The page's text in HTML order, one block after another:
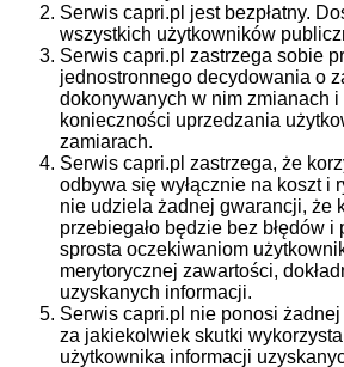
Serwis capri.pl jest bezpłatny.
wszystkich użytkowników
Serwis capri.pl zastrzega sobie
jednostronnego decydowania o
dokonywanych w nim zmianach
konieczności uprzedzania
zamiarach.
Serwis capri.pl zastrzega, że
odbywa się wyłącznie na koszt i
nie udziela żadnej gwarancji, że
przebiegało będzie bez błędów i
sprosta oczekiwaniom
merytorycznej zawartości,
uzyskanych informacji.
Serwis capri.pl nie ponosi
za jakiekolwiek skutki
użytkownika informacji